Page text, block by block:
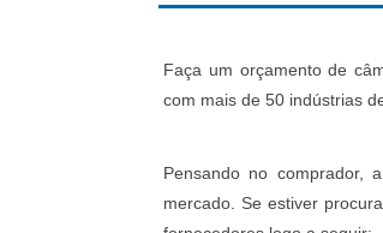
Faça um orçamento de
com mais de 50 indústrias
Pensando no comprador,
mercado. Se estiver